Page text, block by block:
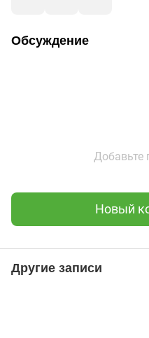
Обсуждение
Добавьте
Новый
Другие записи